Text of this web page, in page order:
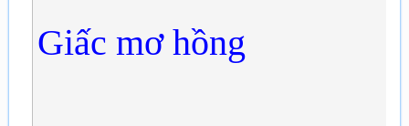
Giấc mơ hồng